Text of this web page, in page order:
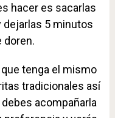
hacer es sacarlas
dejarlas 5 minutos
doren.
tenga el mismo
tradicionales así
acompañarla